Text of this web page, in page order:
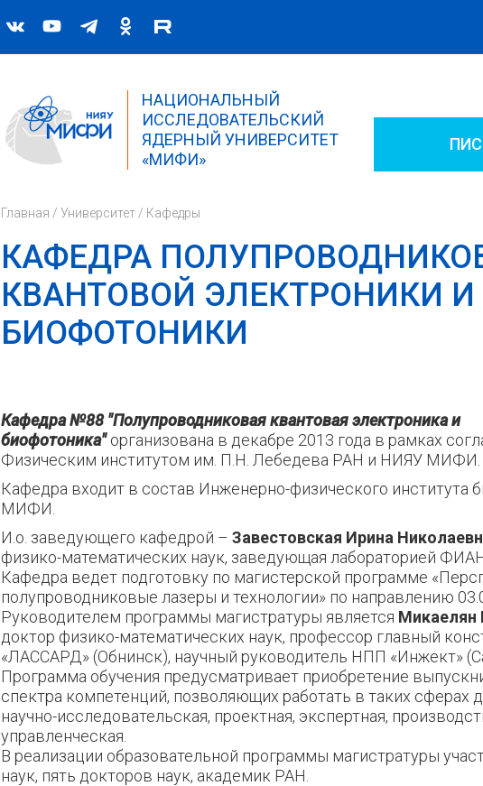
Форма поиска
НАЦИОНАЛЬНЫЙ
ИССЛЕДОВАТЕЛЬСКИЙ
ЯДЕРНЫЙ УНИВЕРСИТЕТ
«МИФИ»
Главная / Университет / Кафедры
КАФЕДРА
КВАНТОВОЙ ЭЛЕКТРОНИКИ И
БИОФОТОНИКИ
Кафедра №88 "Полупроводниковая квантовая электроника и
биофотоника"организована в декабре 2013 года в рамках
Физическим институтом им. П.Н. Лебедева РАН и НИЯУ МИФИ.
Кафедра входит в состав Инженерно-физического
МИФИ.
И.о. заведующего кафедрой – Завестовская Ирина
физико-математических наук, заведующая лабораторией
Кафедра ведет подготовку по магистерской программе
полупроводниковые лазеры и технологии» по направлению
Руководителем программы магистратуры является Микаелян
доктор физико-математических наук, профессор главный
«ЛАССАРД» (Обнинск), научный руководитель НПП «Инжект»
Программа обучения предусматривает приобретение
спектра компетенций, позволяющих работать в таких сферах
научно-исследовательская, проектная, экспертная,
управленческая.
В реализации образовательной программы магистратуры
наук, пять докторов наук, академик РАН.